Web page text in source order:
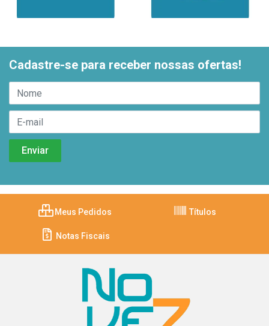
Cadastre-se para receber nossas ofertas!
Meus Pedidos Títulos
Notas Fiscais